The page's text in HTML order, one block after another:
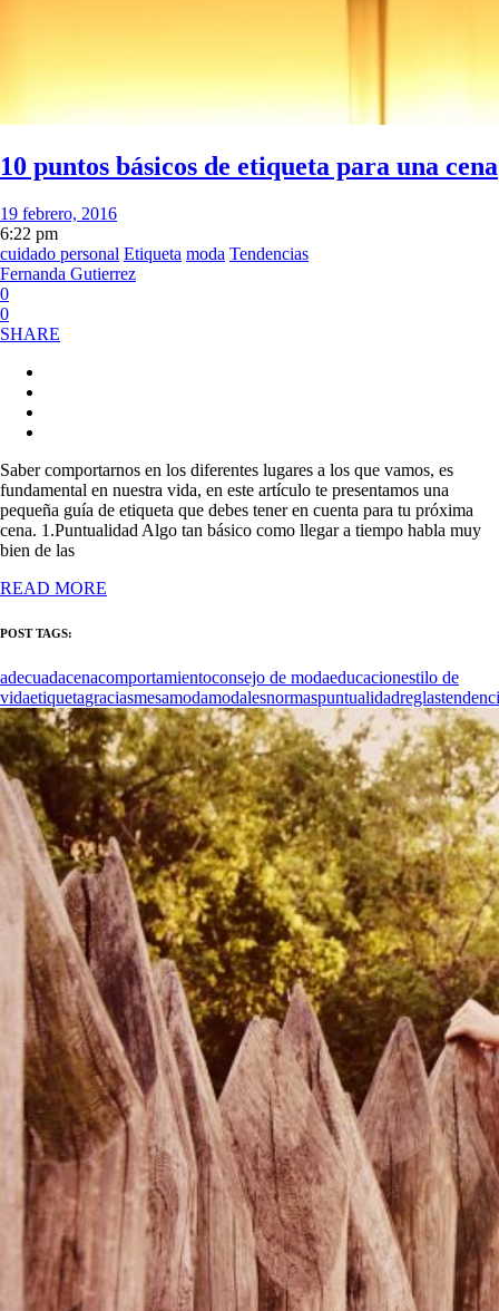
10 puntos básicos de etiqueta para una cena
19 febrero, 2016
6:22 pm
cuidado personal Etiqueta moda Tendencias
Fernanda Gutierrez
0
0
SHARE
Saber comportarnos en los diferentes lugares a los que vamos, es
fundamental en nuestra vida, en este artículo te presentamos una
pequeña guía de etiqueta que debes tener en cuenta para tu próxima
cena. 1.Puntualidad Algo tan básico como llegar a tiempo habla muy
bien de las
READ MORE
POST TAGS:
adecuadacenacomportamientoconsejo de modaeducacionestilo de
vidaetiquetagraciasmesamodamodalesnormaspuntualidadreglas